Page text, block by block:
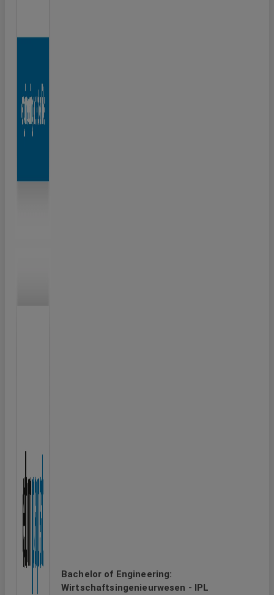
Bachelor of Engineering:
Wirtschaftsingenieurwesen - IPL